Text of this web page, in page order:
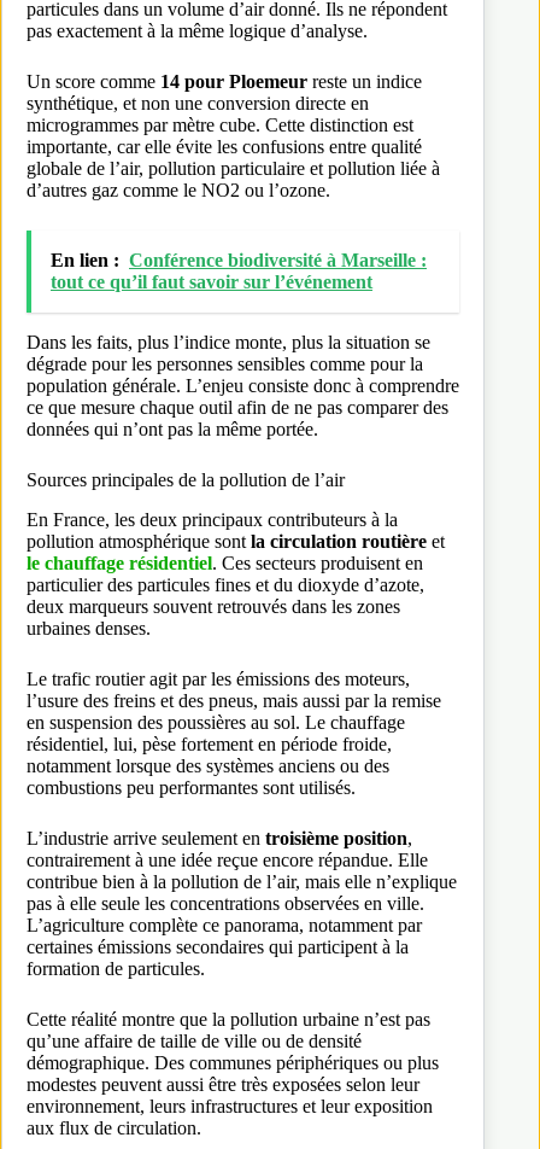
particules dans un volume d’air donné. Ils ne répondent
pas exactement à la même logique d’analyse.
Un score comme 14 pour Ploemeur reste un indice
synthétique, et non une conversion directe en
microgrammes par mètre cube. Cette distinction est
importante, car elle évite les confusions entre qualité
globale de l’air, pollution particulaire et pollution liée à
d’autres gaz comme le NO2 ou l’ozone.
En lien : Conférence biodiversité à Marseille :
tout ce qu’il faut savoir sur l’événement
Dans les faits, plus l’indice monte, plus la situation se
dégrade pour les personnes sensibles comme pour la
population générale. L’enjeu consiste donc à comprendre
ce que mesure chaque outil afin de ne pas comparer des
données qui n’ont pas la même portée.
Sources principales de la pollution de l’air
En France, les deux principaux contributeurs à la
pollution atmosphérique sont la circulation routière et
le chauffage résidentiel. Ces secteurs produisent en
particulier des particules fines et du dioxyde d’azote,
deux marqueurs souvent retrouvés dans les zones
urbaines denses.
Le trafic routier agit par les émissions des moteurs,
l’usure des freins et des pneus, mais aussi par la remise
en suspension des poussières au sol. Le chauffage
résidentiel, lui, pèse fortement en période froide,
notamment lorsque des systèmes anciens ou des
combustions peu performantes sont utilisés.
L’industrie arrive seulement en troisième position,
contrairement à une idée reçue encore répandue. Elle
contribue bien à la pollution de l’air, mais elle n’explique
pas à elle seule les concentrations observées en ville.
L’agriculture complète ce panorama, notamment par
certaines émissions secondaires qui participent à la
formation de particules.
Cette réalité montre que la pollution urbaine n’est pas
qu’une affaire de taille de ville ou de densité
démographique. Des communes périphériques ou plus
modestes peuvent aussi être très exposées selon leur
environnement, leurs infrastructures et leur exposition
aux flux de circulation.